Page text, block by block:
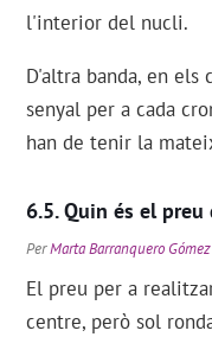
l'interior del nucli.
D'altra banda, en els
senyal per a cada
han de tenir la
Quin és el preu
PerMarta Barranquero
El preu per a
centre, però sol